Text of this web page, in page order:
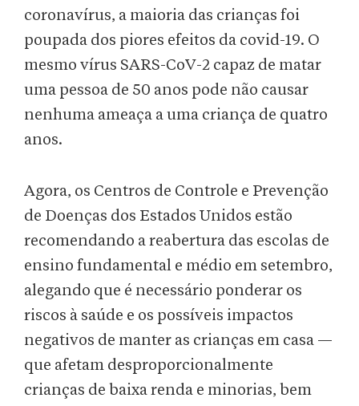
coronavírus, a maioria das crianças foi
poupada dos piores efeitos da covid-19. O
mesmo vírus SARS-CoV-2 capaz de matar
uma pessoa de 50 anos pode não causar
nenhuma ameaça a uma criança de quatro
anos.
Agora, os Centros de Controle e Prevenção
de Doenças dos Estados Unidos estão
recomendando a reabertura das escolas de
ensino fundamental e médio em setembro,
alegando que é necessário ponderar os
riscos à saúde e os possíveis impactos
negativos de manter as crianças em casa —
que afetam desproporcionalmente
crianças de baixa renda e minorias, bem